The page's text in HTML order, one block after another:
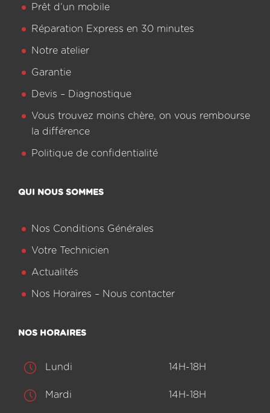
Prêt d’un mobile
Réparation Express en 30 minutes
Notre atelier
Garantie
Devis – Diagnostique
Vous trouvez moins chère, on vous rembourse
la différence
Politique de confidentialité
QUI NOUS SOMMES
Nos Conditions Générales
Votre Technicien
Actualités
Nos Horaires – Nous contacter
NOS HORAIRES
Lundi 14H-18H
Mardi 14H-18H